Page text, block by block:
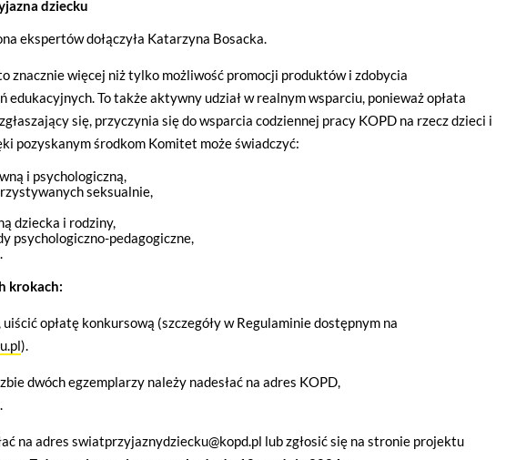
dziecku
ekspertów dołączyła Katarzyna Bosacka.
znacznie więcej niż tylko możliwość promocji produktów i zdobycia
edukacyjnych. To także aktywny udział w realnym wsparciu, ponieważ opłata
się, przyczynia się do wsparcia codziennej pracy KOPD na rzecz dzieci i
pozyskanym środkom Komitet może świadczyć:
i psychologiczną,
seksualnie,
dziecka i rodziny,
psychologiczno-pedagogiczne,
krokach:
opłatę konkursową (szczegóły w Regulaminie dostępnym na
).
dwóch egzemplarzy należy nadesłać na adres KOPD,
na adres swiatprzyjaznydziecku@kopd.pl lub zgłosić się na stronie projektu